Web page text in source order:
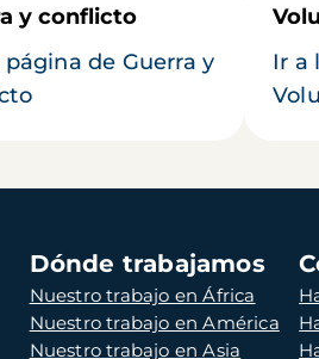
y conflicto
página de Guerra y
Ir a
Dónde trabajamos
Nuestro trabajo en África
Nuestro trabajo en América
Nuestro trabajo en Asia